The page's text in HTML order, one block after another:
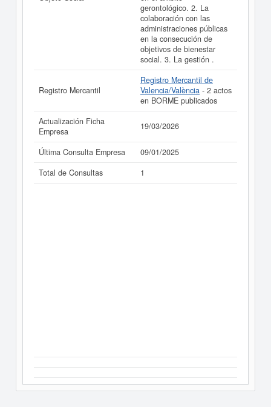
gerontológico. 2. La
colaboración con las
administraciones públicas
en la consecución de
objetivos de bienestar
social. 3. La gestión .
Registro Mercantil
Registro Mercantil de
Valencia/València - 2 actos
en BORME publicados
Actualización Ficha
Empresa
19/03/2026
Última Consulta Empresa
09/01/2025
Total de Consultas
1